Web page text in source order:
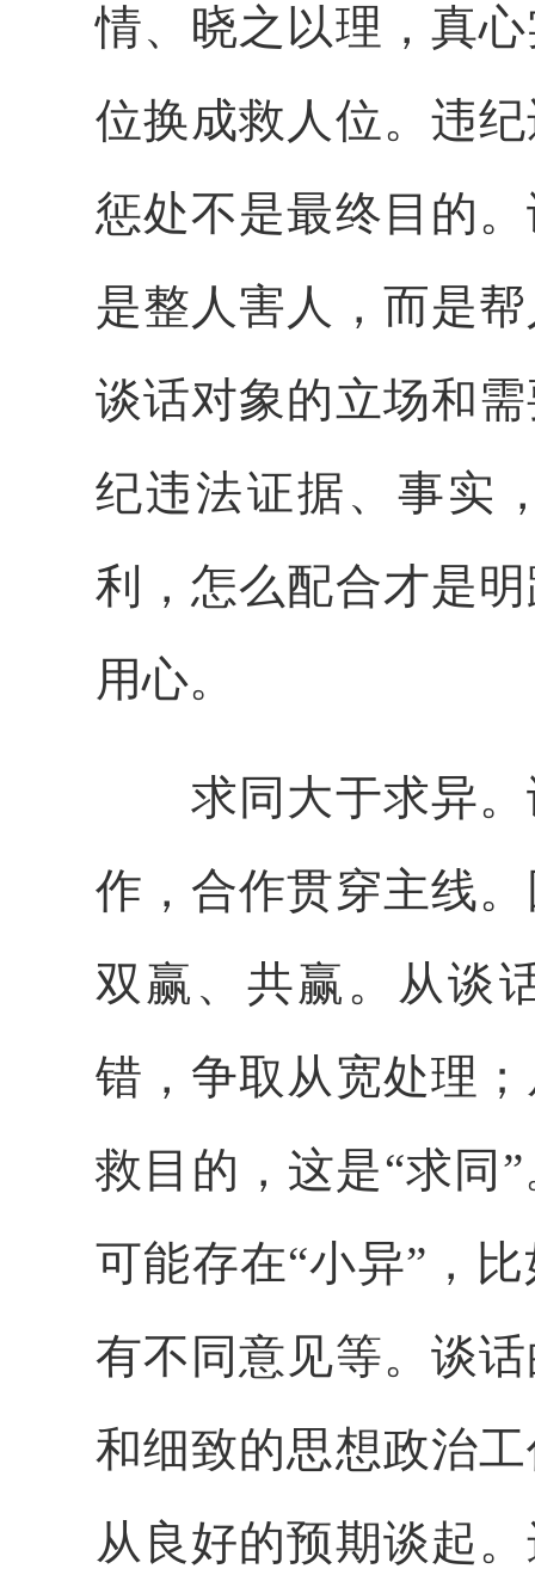
情、晓之以理，真
位换成救人位。违
惩处不是最终目的
是整人害人，而是
谈话对象的立场和
纪违法证据、事实
利，怎么配合才是
用心。
求同大于求异。
作，合作贯穿主线
双赢、共赢。从谈
错，争取从宽处理
救目的，这是“求同
可能存在“小异”，
有不同意见等。谈
和细致的思想政治
从良好的预期谈起